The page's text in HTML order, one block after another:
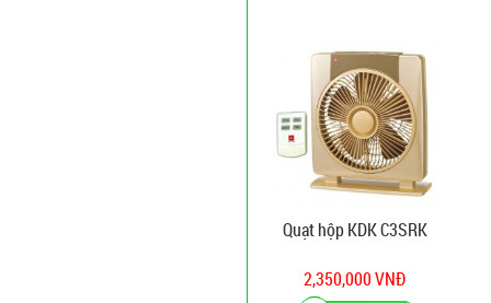
Quạt hộp KDK C3SRK
2,350,000 VNĐ